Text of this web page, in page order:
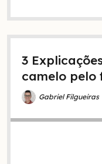
corona
na
3
camelo pelo
Gabriel Filgueiras